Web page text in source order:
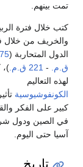
تمت بينهم.
كتب خلال فترة
والخريف من خلال
الدول المتحاربة (
ق.م.
- 221 ق.م.
)،
لهذه التعاليم
الكونفوشيوسية تأثير
كبير على الفكر
في الصين ودول
آسيا حتى اليوم.
تاريخ